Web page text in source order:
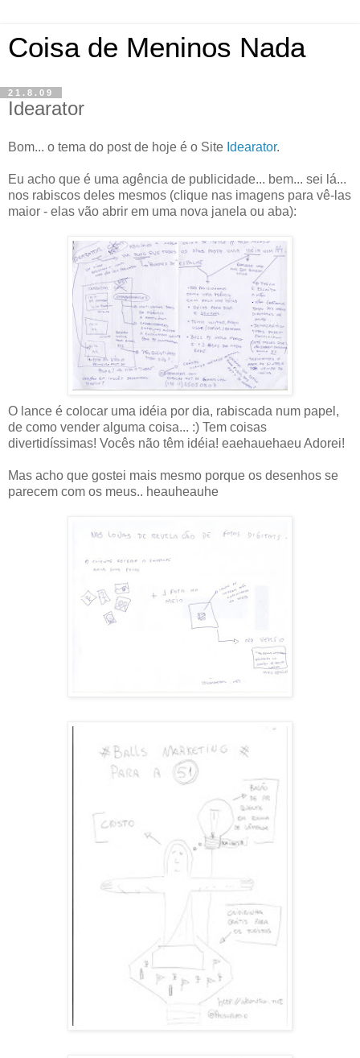
Coisa de Meninos Nada
21.8.09
Idearator
Bom... o tema do post de hoje é o Site Idearator.
Eu acho que é uma agência de publicidade... bem... sei lá...
nos rabiscos deles mesmos (clique nas imagens para vê-las
maior - elas vão abrir em uma nova janela ou aba):
O lance é colocar uma idéia por dia, rabiscada num papel,
de como vender alguma coisa... :) Tem coisas
divertidíssimas! Vocês não têm idéia! eaehauehaeu Adorei!
Mas acho que gostei mais mesmo porque os desenhos se
parecem com os meus.. heauheauhe